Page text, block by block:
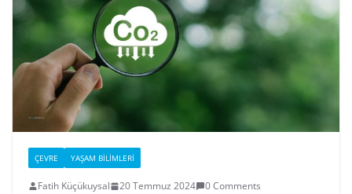
ÇEVRE YAŞAM BILIMLERI
Fatih Küçükuysal 20 Temmuz 2024
0 Comments